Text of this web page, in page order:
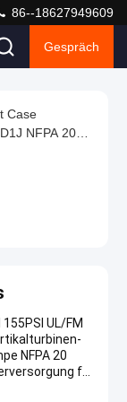
86--18627949609
Gespräch
Case
NFPA 20
UL/FM
NFPA 20
für